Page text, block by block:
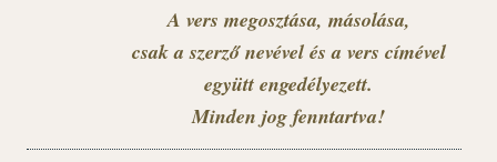
A vers megosztása, másolása,
csak a szerző nevével és a vers címével
együtt engedélyezett.
Minden jog fenntartva!